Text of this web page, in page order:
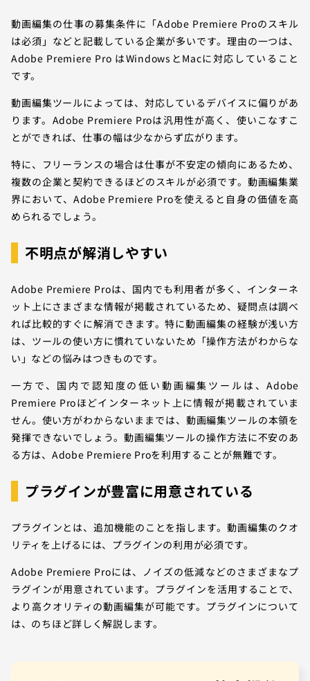
動画編集の仕事の募集条件に「Adobe Premiere Proのスキル
は必須」などと記載している企業が多いです。理由の一つは、
Adobe Premiere Pro はWindowsとMacに対応していること
です。
動画編集ツールによっては、対応しているデバイスに偏りがあ
ります。Adobe Premiere Proは汎用性が高く、使いこなすこ
とができれば、仕事の幅は少なからず広がります。
特に、フリーランスの場合は仕事が不安定の傾向にあるため、
複数の企業と契約できるほどのスキルが必須です。動画編集業
界において、Adobe Premiere Proを使えると自身の価値を高
められるでしょう。
不明点が解消しやすい
Adobe Premiere Proは、国内でも利用者が多く、インターネ
ット上にさまざまな情報が掲載されているため、疑問点は調べ
れば比較的すぐに解消できます。特に動画編集の経験が浅い方
は、ツールの使い方に慣れていないため「操作方法がわからな
い」などの悩みはつきものです。
一方で、国内で認知度の低い動画編集ツールは、Adobe
Premiere Proほどインターネット上に情報が掲載されていま
せん。使い方がわからないままでは、動画編集ツールの本領を
発揮できないでしょう。動画編集ツールの操作方法に不安のあ
る方は、Adobe Premiere Proを利用することが無難です。
プラグインが豊富に用意されている
プラグインとは、追加機能のことを指します。動画編集のクオ
リティを上げるには、プラグインの利用が必須です。
Adobe Premiere Proには、ノイズの低減などのさまざまなプ
ラグインが用意されています。プラグインを活用することで、
より高クオリティの動画編集が可能です。プラグインについて
は、のちほど詳しく解説します。